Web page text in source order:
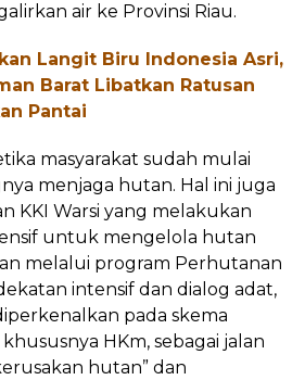
air ke Provinsi Riau.
Langit Biru Indonesia Asri,
Barat Libatkan Ratusan
Pantai
masyarakat sudah mulai
menjaga hutan. Hal ini juga
KKI Warsi yang melakukan
untuk mengelola hutan
melalui program Perhutanan
intensif dan dialog adat,
pada skema
HKm, sebagai jalan
hutan” dan